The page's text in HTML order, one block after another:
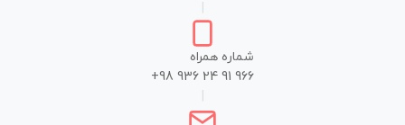
شماره همراه
+98 936 24 91 966